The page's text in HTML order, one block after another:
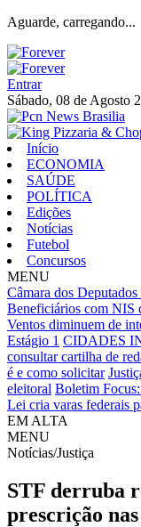
Aguarde, carregando...
Entrar
Sábado, 08 de Agosto
Início
ECONOMIA
SAÚDE
POLÍTICA
Edições
Notícias
Futebol
Concursos
MENU
Câmara dos
Beneficiários com NIS
Ventos diminuem de
Estágio 1 CIDADES
consultar cartilha de
é e como solicitar
eleitoral Boletim
Lei cria varas federais
EM ALTA
MENU
Notícias/Justiça
STF derruba
prescrição